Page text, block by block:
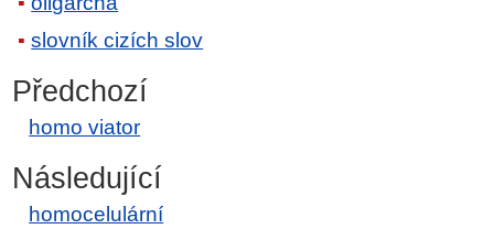
slovník cizích slov
Předchozí
homo viator
Následující
homocelulární